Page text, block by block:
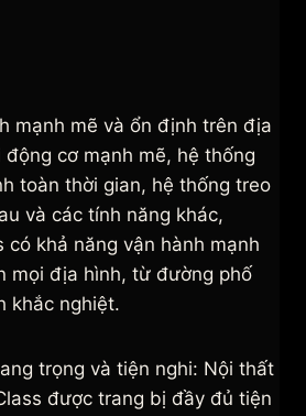
mạnh mẽ và ổn định trên địa
động cơ mạnh mẽ, hệ thống
toàn thời gian, hệ thống treo
và các tính năng khác,
có khả năng vận hành mạnh
mọi địa hình, từ đường phố
khắc nghiệt.
trọng và tiện nghi: Nội thất
được trang bị đầy đủ tiện